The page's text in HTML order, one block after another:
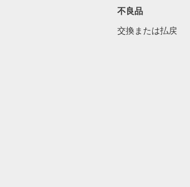
不良品
交換または払戻